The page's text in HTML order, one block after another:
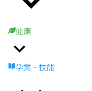
健康
学業・技能